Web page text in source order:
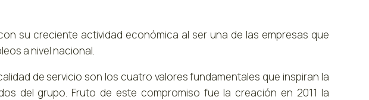
su creciente actividad económica al ser una de las empresas que
a nivel nacional.
de servicio son los cuatro valores fundamentales que inspiran la
del grupo. Fruto de este compromiso fue la creación en 2011 la